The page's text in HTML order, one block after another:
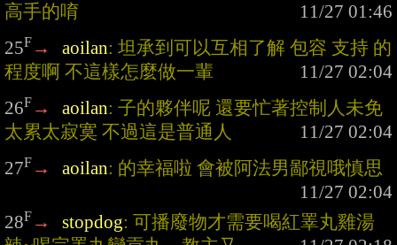
高手的唷
25F → aoilan: 坦承到可以互相了解 包容 支持 的
程度啊 不這樣怎麼做一輩
26F → aoilan: 子的夥伴呢 還要忙著控制人未免
太累太寂寞 不過這是普通人
27F → aoilan: 的幸福啦 會被阿法男鄙視哦慎思
28F → stopdog: 可播廢物才需要喝紅睪丸雞湯